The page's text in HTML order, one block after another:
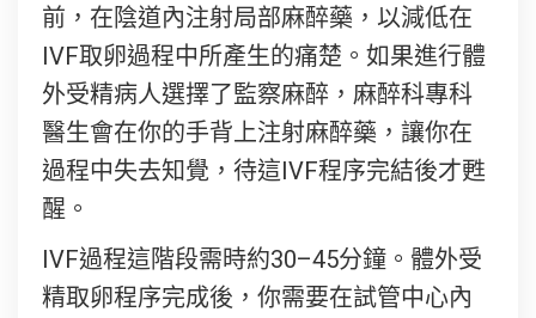
前，在陰道內注射局部麻醉藥，以減低在
IVF取卵過程中所產生的痛楚。如果進行體
外受精病人選擇了監察麻醉，麻醉科專科
醫生會在你的手背上注射麻醉藥，讓你在
過程中失去知覺，待這IVF程序完結後才甦
醒。
IVF過程這階段需時約30–45分鐘。體外受
精取卵程序完成後，你需要在試管中心內